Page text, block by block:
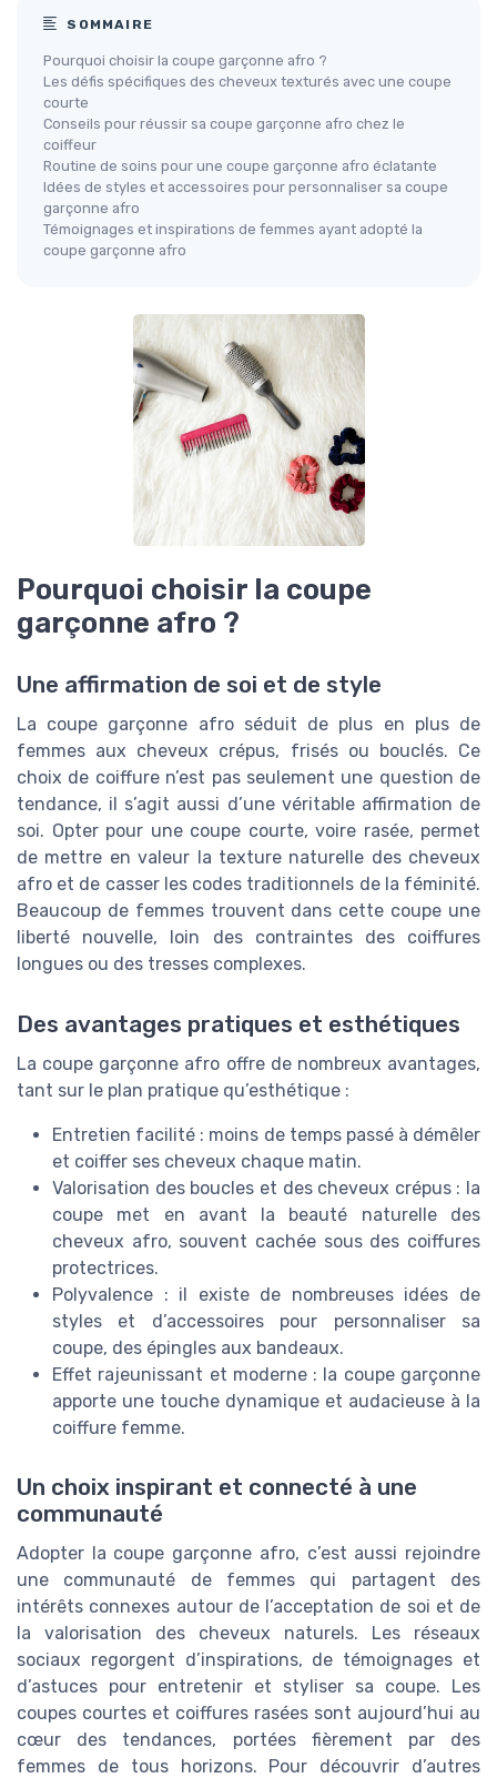
SOMMAIRE
Pourquoi choisir la coupe garçonne afro ?
Les défis spécifiques des cheveux texturés avec une coupe
courte
Conseils pour réussir sa coupe garçonne afro chez le
coiffeur
Routine de soins pour une coupe garçonne afro éclatante
Idées de styles et accessoires pour personnaliser sa coupe
garçonne afro
Témoignages et inspirations de femmes ayant adopté la
coupe garçonne afro
Pourquoi choisir la coupe
garçonne afro ?
Une affirmation de soi et de style
La coupe garçonne afro séduit de plus en plus de
femmes aux cheveux crépus, frisés ou bouclés. Ce
choix de coiffure n’est pas seulement une question de
tendance, il s’agit aussi d’une véritable affirmation de
soi. Opter pour une coupe courte, voire rasée, permet
de mettre en valeur la texture naturelle des cheveux
afro et de casser les codes traditionnels de la féminité.
Beaucoup de femmes trouvent dans cette coupe une
liberté nouvelle, loin des contraintes des coiffures
longues ou des tresses complexes.
Des avantages pratiques et esthétiques
La coupe garçonne afro offre de nombreux avantages,
tant sur le plan pratique qu’esthétique :
Entretien facilité : moins de temps passé à démêler
et coiffer ses cheveux chaque matin.
Valorisation des boucles et des cheveux crépus : la
coupe met en avant la beauté naturelle des
cheveux afro, souvent cachée sous des coiffures
protectrices.
Polyvalence : il existe de nombreuses idées de
styles et d’accessoires pour personnaliser sa
coupe, des épingles aux bandeaux.
Effet rajeunissant et moderne : la coupe garçonne
apporte une touche dynamique et audacieuse à la
coiffure femme.
Un choix inspirant et connecté à une
communauté
Adopter la coupe garçonne afro, c’est aussi rejoindre
une communauté de femmes qui partagent des
intérêts connexes autour de l’acceptation de soi et de
la valorisation des cheveux naturels. Les réseaux
sociaux regorgent d’inspirations, de témoignages et
d’astuces pour entretenir et styliser sa coupe. Les
coupes courtes et coiffures rasées sont aujourd’hui au
cœur des tendances, portées fièrement par des
femmes de tous horizons. Pour découvrir d’autres